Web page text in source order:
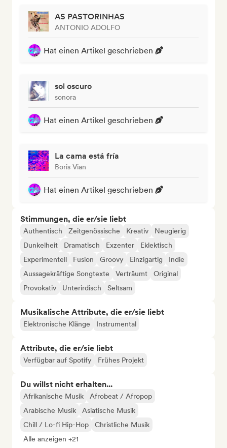
AS PASTORINHAS
ANTONIO ADOLFO
Hat einen Artikel geschrieben
sol oscuro
sonora
Hat einen Artikel geschrieben
La cama está fría
Boris Vian
Hat einen Artikel geschrieben
Stimmungen, die er/sie liebt
Authentisch Zeitgenössische Kreativ
Neugierig
Dunkelheit
Dramatisch Exzenter
Eklektisch
Experimentell
Fusion Groovy Einzigartig
Indie
Aussagekräftige Songtexte
Verträumt
Original
Provokativ
Unterirdisch Seltsam
Musikalische Attribute, die er/sie liebt
Elektronische Klänge Instrumental
Attribute, die er/sie liebt
Verfügbar auf Spotify Frühes Projekt
Du willst nicht erhalten...
Afrikanische Musik
Afrobeat / Afropop
Arabische Musik
Asiatische Musik
Chill / Lo-fi Hip-Hop
Christliche Musik
Alle anzeigen +21